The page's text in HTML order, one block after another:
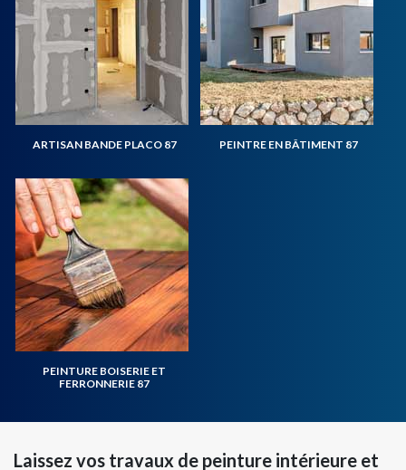
ARTISAN BANDE PLACO 87 PEINTRE EN BÂTIMENT 87
PEINTURE BOISERIE ET
FERRONNERIE 87
Laissez vos travaux de peinture intérieure et